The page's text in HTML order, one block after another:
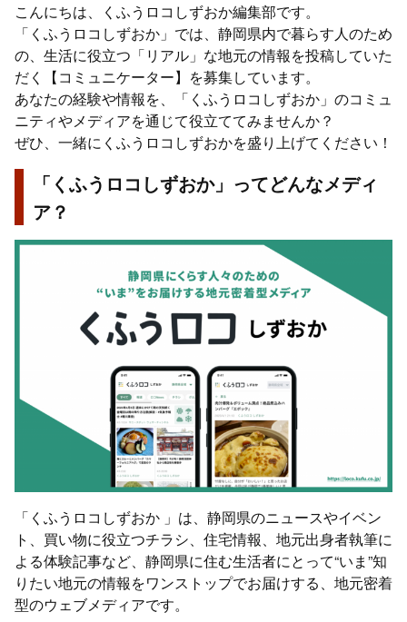
こんにちは、くふうロコしずおか編集部です。
「くふうロコしずおか」では、静岡県内で暮らす人のため
の、生活に役立つ「リアル」な地元の情報を投稿していた
だく【コミュニケーター】を募集しています。
あなたの経験や情報を、「くふうロコしずおか」のコミュ
ニティやメディアを通じて役立ててみませんか？
ぜひ、一緒にくふうロコしずおかを盛り上げてください！
「くふうロコしずおか」ってどんなメディ
ア？
「くふうロコしずおか 」は、静岡県のニュースやイベン
ト、買い物に役立つチラシ、住宅情報、地元出身者執筆に
よる体験記事など、静岡県に住む生活者にとって“いま”知
りたい地元の情報をワンストップでお届けする、地元密着
型のウェブメディアです。